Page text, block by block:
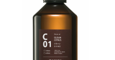
3か月に1度